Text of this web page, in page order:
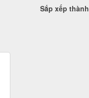
Sắp xếp thành